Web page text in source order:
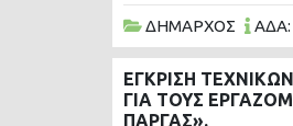
ΔΗΜΑΡΧΟΣ
ΕΓΚΡΙΣΗ
ΓΙΑ ΤΟΥΣ
ΠΑΡΓΑΣ».